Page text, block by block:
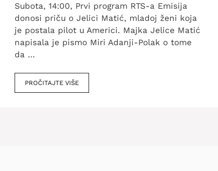
Subota, 14:00, Prvi program RTS-a Emisija
donosi priču o Jelici Matić, mladoj ženi koja
je postala pilot u Americi. Majka Jelice Matić
napisala je pismo Miri Adanji-Polak o tome
da …
PROČITAJTE VIŠE